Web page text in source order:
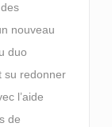
nouveau
duo
su redonner
l’aide
de